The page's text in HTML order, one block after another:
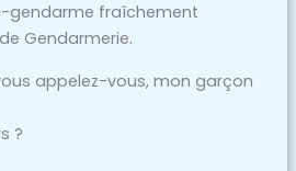
gendarme fraîchement
Gendarmerie.
appelez-vous, mon garçon
?